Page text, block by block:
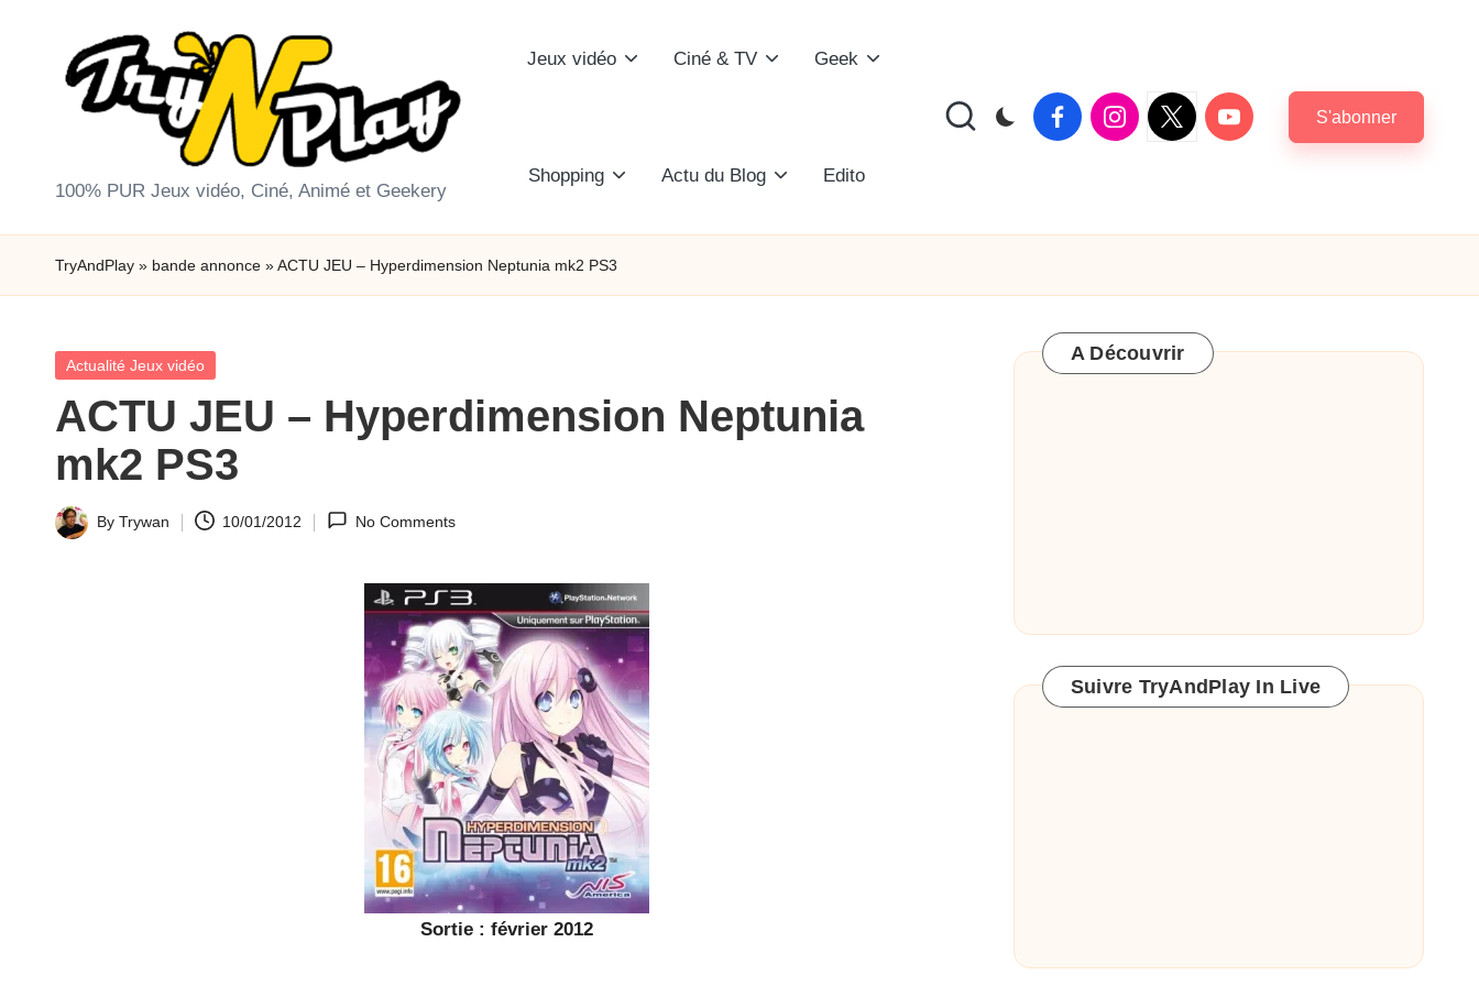
T
r
y
A
n
d
P
la
100% PUR Jeux vidéo, Ciné, Animé et Geekery
Jeux vidéo Ciné & TV Geek
Shopping Actu du Blog Edito
FacebookInstagram
X
Youtube S'abonner
TryAndPlay » bande annonce »ACTU JEU – Hyperdimension Neptunia mk2 PS3
Posted
Actualité Jeux vidéo
ACTU JEU – Hyperdimension Neptunia
mk2 PS3
Posted
By Trywan 10/01/2012 No Comments
Sortie : février 2012
A Découvrir
Suivre TryAndPlay In Live